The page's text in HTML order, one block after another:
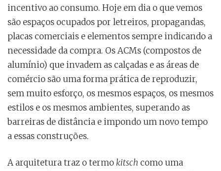
incentivo ao consumo. Hoje em dia o que vemos
são espaços ocupados por letreiros, propagandas,
placas comerciais e elementos sempre indicando a
necessidade da compra. Os ACMs (compostos de
alumínio) que invadem as calçadas e as áreas de
comércio são uma forma prática de reproduzir,
sem muito esforço, os mesmos espaços, os mesmos
estilos e os mesmos ambientes, superando as
barreiras de distância e impondo um novo tempo
a essas construções.
A arquitetura traz o termo kitsch como uma